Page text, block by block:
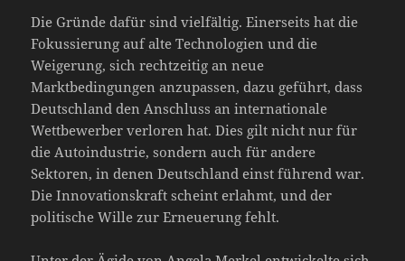
Die Gründe dafür sind vielfältig. Einerseits hat die
Fokussierung auf alte Technologien und die
Weigerung, sich rechtzeitig an neue
Marktbedingungen anzupassen, dazu geführt, dass
Deutschland den Anschluss an internationale
Wettbewerber verloren hat. Dies gilt nicht nur für
die Autoindustrie, sondern auch für andere
Sektoren, in denen Deutschland einst führend war.
Die Innovationskraft scheint erlahmt, und der
politische Wille zur Erneuerung fehlt.